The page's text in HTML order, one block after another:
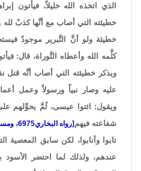
الذي اتخذه الله خليلاً، فيأتون
خطيئته التي أصاب مع أنَّها كذبٌ
خطيئة ولو أنَّ التَّبرير موجودٌ
كلَّمه الله وأعطاه التَّوراة، قال:
ويذكر خطيئته التي أصاب أنَّه قتل
عليه وصار نبياً ورسولاً وعمل
ويقول: ائتوا عيسى، ثُمَّ يحوِّلهم
شفاعته فيهم[رواه البخاري6975، ومسلم 193].
تابوا وأنابوا، لكن سابق
عندهم، ولذلك لما احتضر